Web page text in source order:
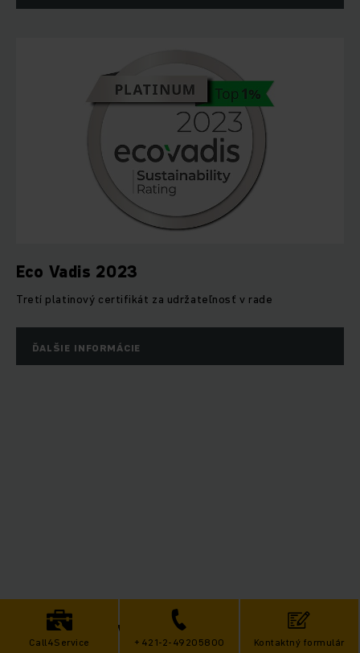
Call4Service +421-2-49205800 Kontaktný formulár
Eco Vadis 2023
Tretí platinový certifikát za udržateľnosť v rade
ĎALŠIE INFORMÁCIE
Chomutov otvorenie